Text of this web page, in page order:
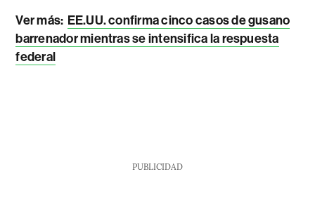
Ver más: EE.UU. confirma cinco casos de gusano
barrenador mientras se intensifica la respuesta
federal
PUBLICIDAD